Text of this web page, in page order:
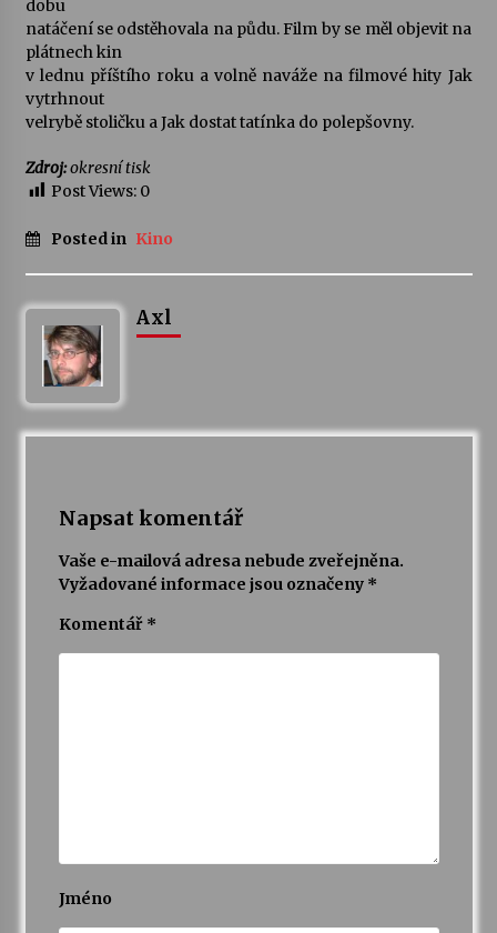
3. 7. 2026
30. 6. 2026
dobu
natáčení se odstěhovala na půdu. Film by se měl objevit na
plátnech kin
v lednu příštího roku a volně naváže na filmové hity Jak
vytrhnout
velrybě stoličku a Jak dostat tatínka do polepšovny.
Zdroj:okresní tisk
Post Views: 0
Posted in Kino
Axl
Napsat komentář
Vaše e-mailová adresa nebude zveřejněna.
Vyžadované informace jsou označeny *
Komentář *
Jméno